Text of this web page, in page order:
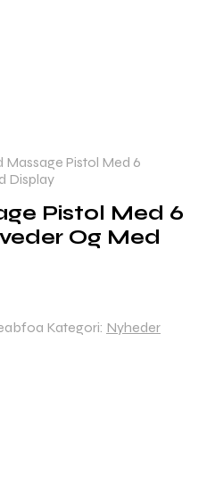
Massage Pistol Med 6
Display
Pistol Med 6
Og Med
Kategori: Nyheder